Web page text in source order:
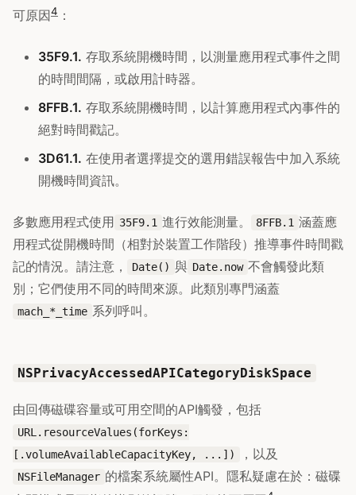
可原因4 ：
35F9.1. 存取系統開機時間，以測量應用程式事件之間
的時間間隔，或啟用計時器。
8FFB.1. 存取系統開機時間，以計算應用程式內事件的
絕對時間戳記。
3D61.1. 在使用者選擇提交的選用錯誤報告中加入系統
開機時間資訊。
多數應用程式使用 35F9.1 進行效能測量。 8FFB.1 涵蓋應
用程式從開機時間（相對於裝置工作階段）推導事件時間戳
記的情況。請注意，
Date() 與 Date.now 不會觸發此類
別；它們使用不同的時間來源。此類別專門涵蓋
mach_*_time 系列呼叫。
NSPrivacyAccessedAPICategoryDiskSpace
由回傳磁碟容量或可用空間的API觸發，包括
URL.resourceValues(forKeys:
[.volumeAvailableCapacityKey, ...])
，以及
NSFileManager 的檔案系統屬性API。隱私疑慮在於：磁碟